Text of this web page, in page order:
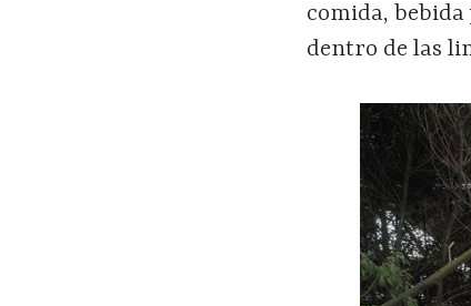
comida,
dentro de las